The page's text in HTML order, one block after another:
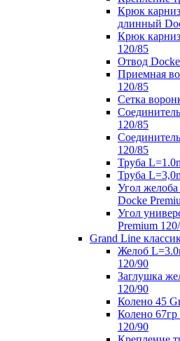
Крюк
длинный
Крюк
120/85
Отвод
Приемная
120/85
Сетка
120/85
120/85
Труба
Труба
Угол
Docke
Угол
Premium
Grand Line
Желоб
120/90
Заглушка
120/90
Колено 45
Колено
120/90